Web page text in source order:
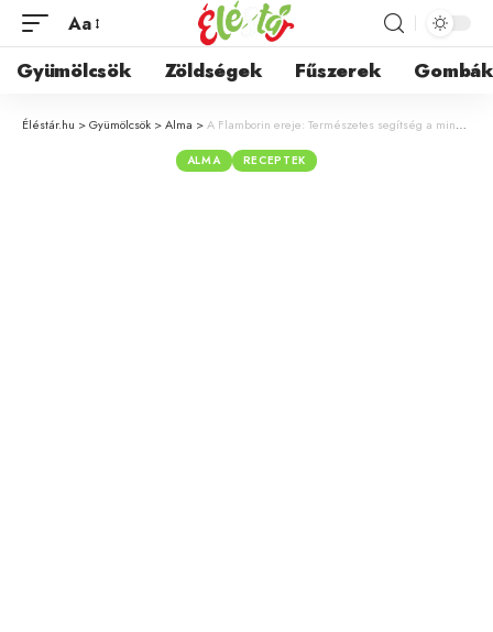
Aa
Gyümölcsök Zöldségek Fűszerek Gombák
Éléstár.hu >Gyümölcsök >Alma >A Flamborin ereje: Természetes segítség a mindennapi kihívások leküzdésében
ALMA RECEPTEK